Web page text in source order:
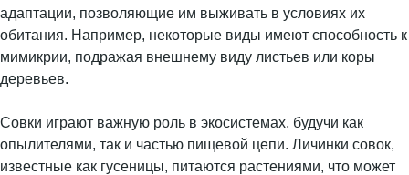
адаптации, позволяющие им выживать в условиях их
обитания. Например, некоторые виды имеют способность к
мимикрии, подражая внешнему виду листьев или коры
деревьев.
Совки играют важную роль в экосистемах, будучи как
опылителями, так и частью пищевой цепи. Личинки совок,
известные как гусеницы, питаются растениями, что может